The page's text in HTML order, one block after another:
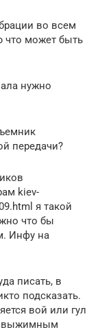
во всем
что может быть
нужно
передачи?
kiev-
я такой
что бы
Инфу на
писать, в
подсказать.
вой или гул
выжимным